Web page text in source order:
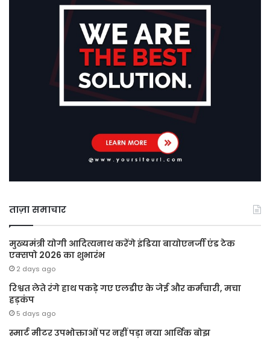
ताज़ा समाचार
मुख्यमंत्री योगी आदित्यनाथ करेंगे इंडिया बायोएनर्जी एंड टेक
एक्सपो 2026 का शुभारंभ
2 days ago
रिश्वत लेते रंगे हाथ पकड़े गए एलडीए के जेई और कर्मचारी, मचा
हड़कंप
5 days ago
स्मार्ट मीटर उपभोक्ताओं पर नहीं पड़ा नया आर्थिक बोझ